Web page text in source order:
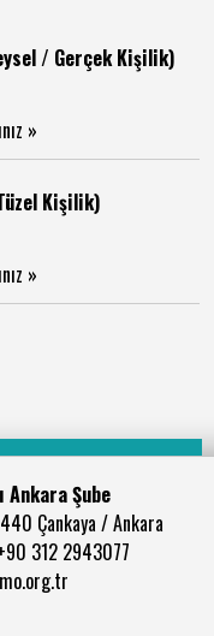
/ Gerçek Kişilik)
»
Kişilik)
»
Ankara Şube
Çankaya / Ankara
312 2943077